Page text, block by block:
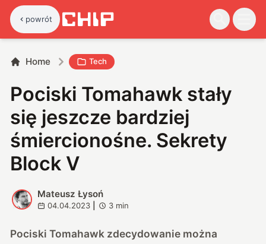
powrót
Home Tech
Pociski Tomahawk stały
się jeszcze bardziej
śmiercionośne. Sekrety
Block V
M
Mateusz Łysoń
04.04.2023 3 min
Pociski Tomahawk zdecydowanie można